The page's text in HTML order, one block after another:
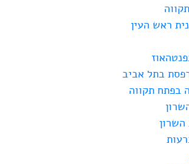
ראש העין
בתל אביב
בפתח תקווה
השרון